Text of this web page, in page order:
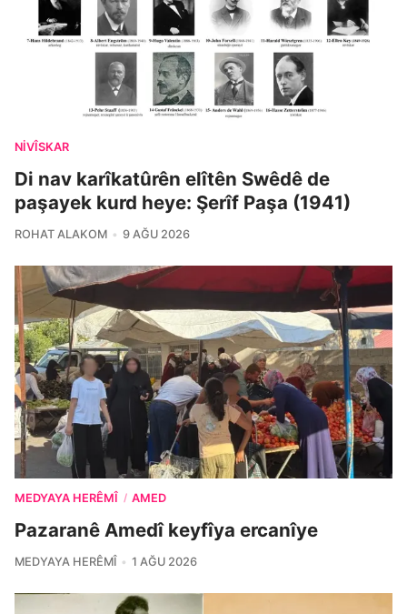
NIVÎSKAR
Di nav karîkatûrên elîtên Swêdê de
paşayek kurd heye: Şerîf Paşa (1941)
ROHAT ALAKOM 9 AĞU 2026
MEDYAYA HERÊMÎ / AMED
Pazaranê Amedî keyfîya ercanîye
MEDYAYA HERÊMÎ 1 AĞU 2026